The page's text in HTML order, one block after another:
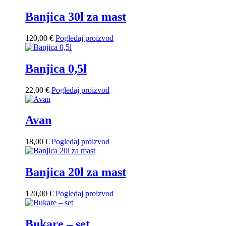
Banjica 30l za mast
120,00 € Pogledaj proizvod
Banjica 0,5l
22,00 € Pogledaj proizvod
Avan
18,00 € Pogledaj proizvod
Banjica 20l za mast
120,00 € Pogledaj proizvod